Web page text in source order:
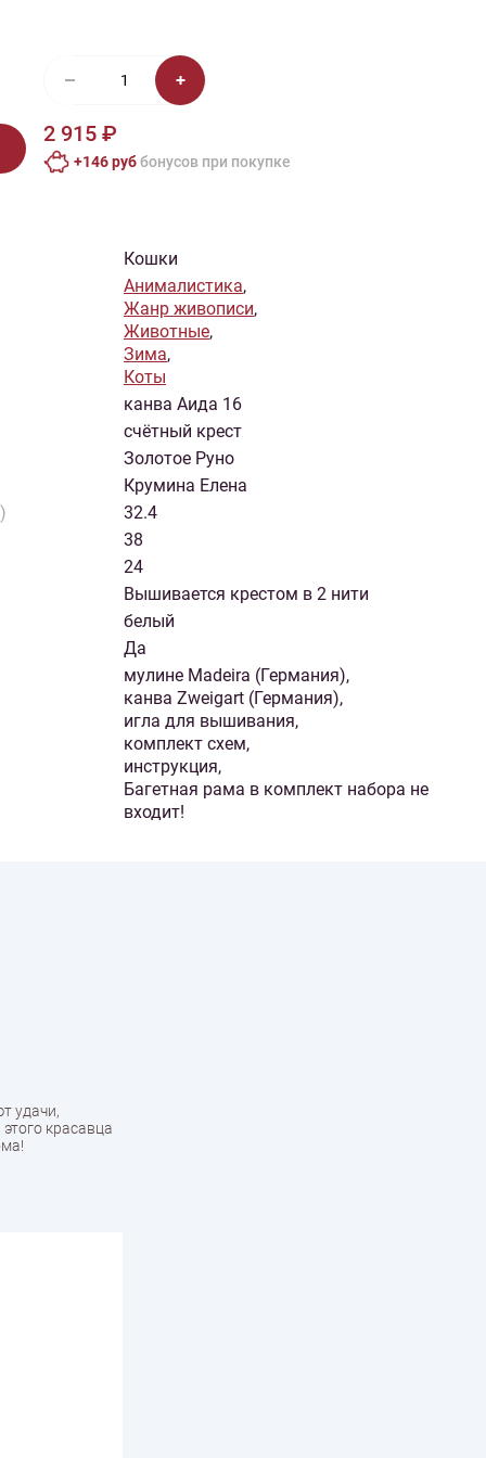
Платье Плед
2 915 ₽
+146 руббонусов при покупке
Кошки
Анималистика,
Жанр живописи,
Животные,
Зима,
Коты
канва Аида 16
счётный крест
Золотое Руно
Крумина Елена
32.4
38
24
Вышивается крестом в 2 нити
белый
Да
мулине Madeira (Германия),
канва Zweigart (Германия),
игла для вышивания,
комплект схем,
инструкция,
Багетная рама в комплект набора не
входит!
удачи,
красавца